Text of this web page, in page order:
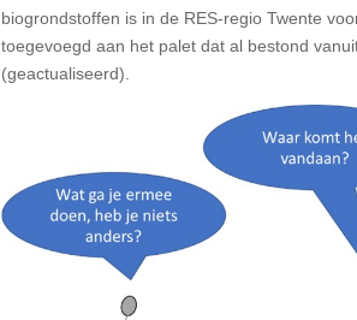
biogrondstoffen is in de RES-regio Twente
toegevoegd aan het palet dat al bestond
(geactualiseerd).